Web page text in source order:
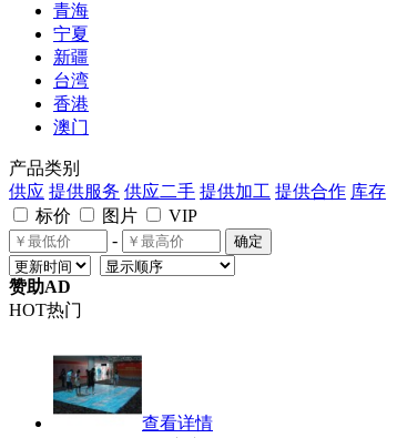
青海
宁夏
新疆
台湾
香港
澳门
产品类别
供应 提供服务 供应二手 提供加工 提供合作 库存
标价
图片
VIP
-
确定
赞助AD
HOT热门
查看详情